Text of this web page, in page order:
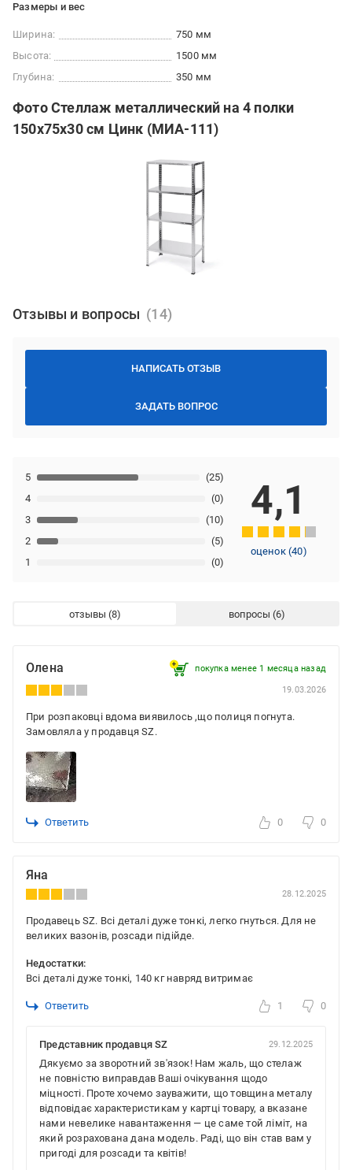
Размеры и вес
Ширина:
750 мм
Высота:
1500 мм
Глубина:
350 мм
Фото Стеллаж металлический на 4 полки
150х75х30 см Цинк (МИА-111)
Отзывы и вопросы
НАПИСАТЬ ОТЗЫВ
ЗАДАТЬ ВОПРОС
1 (0)
2 (5)
3 (10)
4 (0)
5 (25)
4,1
оценок (40)
отзывы вопросы
Олена покупка менее 1 месяца назад
19.03.2026
При розпаковці вдома виявилось ,що полиця погнута.
Замовляла у продавця SZ.
Ответить 0 0
Яна
28.12.2025
Продавець SZ. Всі деталі дуже тонкі, легко гнуться. Для не
великих вазонів, розсади підійде.
Недостатки:
Всі деталі дуже тонкі, 140 кг навряд витримає
Ответить 1 0
Представник продавця SZ 29.12.2025
Дякуємо за зворотний зв'язок! Нам жаль, що стелаж
не повністю виправдав Ваші очікування щодо
міцності. Проте хочемо зауважити, що товщина металу
відповідає характеристикам у картці товару, а вказане
нами невелике навантаження — це саме той ліміт, на
який розрахована дана модель. Раді, що він став вам у
пригоді для розсади та квітів!